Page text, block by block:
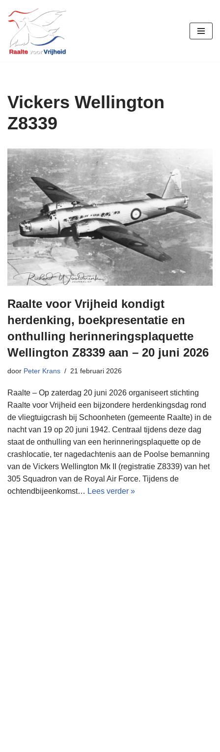
Ga
naar
de
Vickers Wellington
Z8339
Raalte voor Vrijheid kondigt
herdenking, boekpresentatie en
onthulling herinneringsplaquette
Wellington Z8339 aan – 20 juni 2026
door Peter Krans 21 februari 2026
Raalte – Op zaterdag 20 juni 2026 organiseert stichting
Raalte voor Vrijheid een bijzondere herdenkingsdag rond
de vliegtuigcrash bij Schoonheten (gemeente Raalte) in de
nacht van 19 op 20 juni 1942. Centraal tijdens deze dag
staat de onthulling van een herinneringsplaquette op de
crashlocatie, ter nagedachtenis aan de Poolse bemanning
van de Vickers Wellington Mk II (registratie Z8339) van het
305 Squadron van de Royal Air Force. Tijdens de
ochtendbijeenkomst… Lees verder »